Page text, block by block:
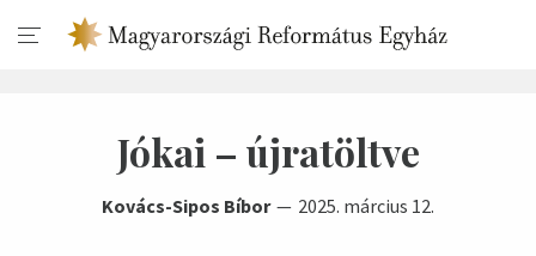
Jókai – újratöltve
Kovács-Sipos Bíbor 2025. március 12.